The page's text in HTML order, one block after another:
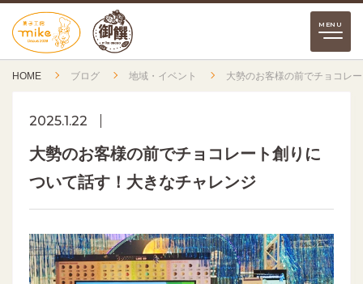
HOME ブログ 地域・イベント 大勢のお客様の前でチョコレ
2025.1.22
大勢のお客様の前でチョコレート創りに
ついて話す！大きなチャレンジ